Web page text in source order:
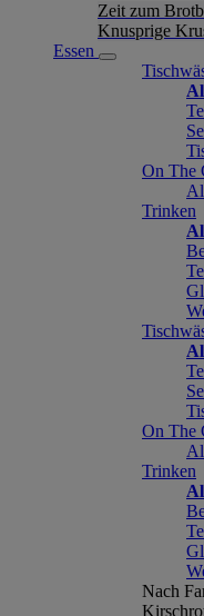
Zeit zum
Knusprige
Essen
On The
Trinken
On The
Trinken
Nach